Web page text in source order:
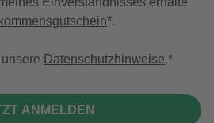
*.
Datenschutzhinweise.
ANMELDEN